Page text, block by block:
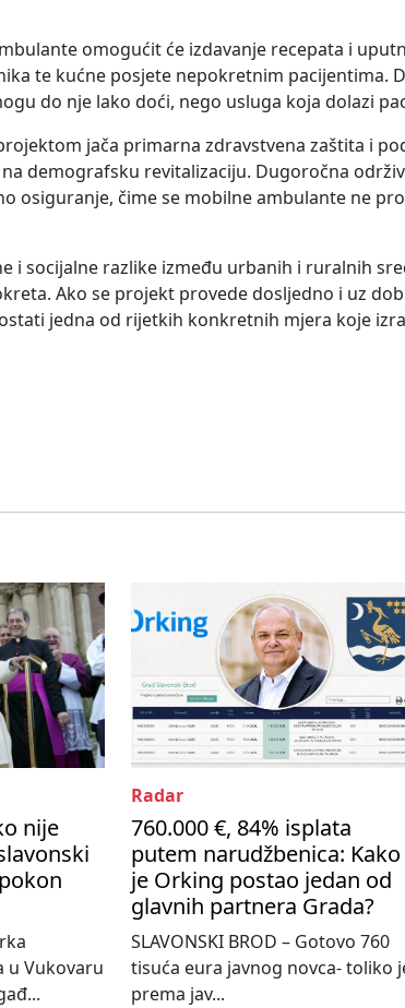
omogućit će izdavanje recepata i
te kućne posjete nepokretnim pacijentima.
do nje lako doći, nego usluga koja dolazi
jača primarna zdravstvena zaštita i
demografsku revitalizaciju. Dugoročna
osiguranje, čime se mobilne ambulante ne
i socijalne razlike između urbanih i ruralnih
Ako se projekt provede dosljedno i uz
jedna od rijetkih konkretnih mjera koje
nije
u Vukovaru
Radar
760.000 €, 84% isplata
putem narudžbenica: Kako
je Orking postao jedan od
glavnih partnera Grada?
SLAVONSKI BROD – Gotovo 760
tisuća eura javnog novca- toliko
prema jav...